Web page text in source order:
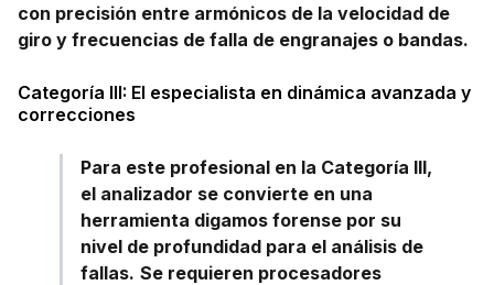
con precisión entre armónicos de la velocidad de
giro y frecuencias de falla de engranajes o bandas.
Categoría III: El especialista en dinámica avanzada y
correcciones
Para este profesional en la Categoría III,
el analizador se convierte en una
herramienta digamos forense por su
nivel de profundidad para el análisis de
fallas. Se requieren procesadores